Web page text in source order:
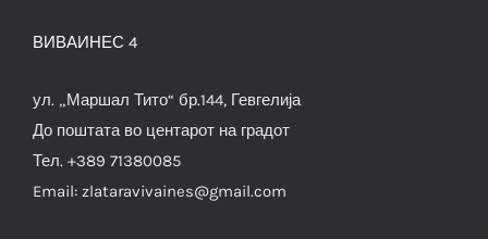
ВИВАИНЕС 4
ул. „Маршал Тито“ бр.144, Гевгелија
До поштата во центарот на градот
Тел. +389 71380085
Email: zlataravivaines@gmail.com